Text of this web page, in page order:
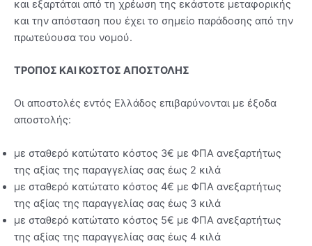
και εξαρτάται από τη χρέωση της εκάστοτε μεταφορικής
και την απόσταση που έχει το σημείο παράδοσης από την
πρωτεύουσα του νομού.
ΤΡΟΠΟΣ ΚΑΙ ΚΟΣΤΟΣ ΑΠΟΣΤΟΛΗΣ
Οι αποστολές εντός Ελλάδος επιβαρύνονται με έξοδα
αποστολής:
με σταθερό κατώτατο κόστος 3€ με ΦΠΑ ανεξαρτήτως
της αξίας της παραγγελίας σας έως 2 κιλά
με σταθερό κατώτατο κόστος 4€ με ΦΠΑ ανεξαρτήτως
της αξίας της παραγγελίας σας έως 3 κιλά
με σταθερό κατώτατο κόστος 5€ με ΦΠΑ ανεξαρτήτως
της αξίας της παραγγελίας σας έως 4 κιλά